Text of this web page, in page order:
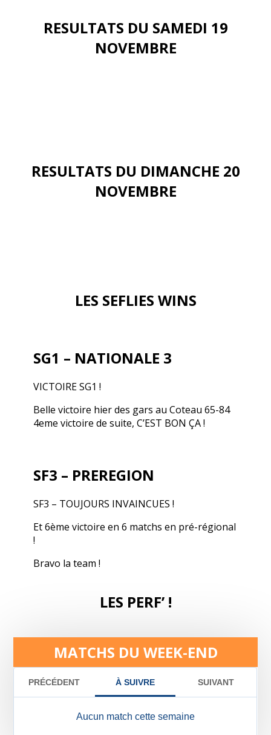
RESULTATS DU SAMEDI 19
NOVEMBRE
RESULTATS DU DIMANCHE 20
NOVEMBRE
LES SEFLIES WINS
SG1 – NATIONALE 3
VICTOIRE SG1 !
Belle victoire hier des gars au Coteau 65-84
4eme victoire de suite, C’EST BON ÇA !
SF3 – PREREGION
SF3 – TOUJOURS INVAINCUES !
Et 6ème victoire en 6 matchs en pré-régional
!
Bravo la team !
LES PERF’ !
MATCHS DU WEEK-END